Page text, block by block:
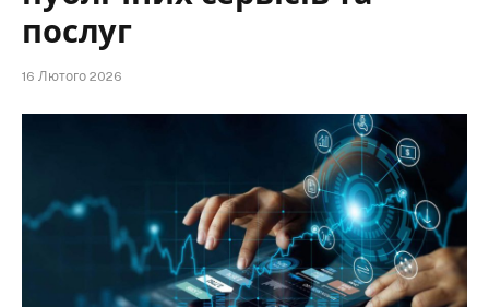
послуг
16 Лютого 2026